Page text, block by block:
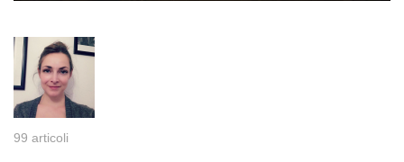
99 articoli